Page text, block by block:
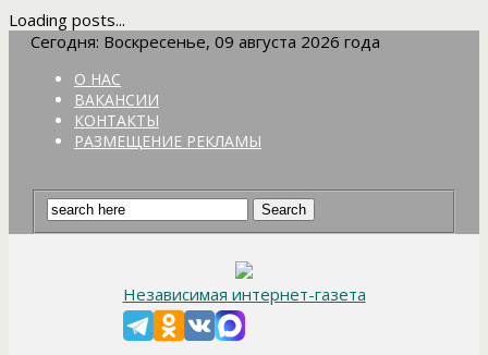
Loading posts...
Сегодня: Воскресенье, 09 августа 2026 года
О НАС
ВАКАНСИИ
КОНТАКТЫ
РАЗМЕЩЕНИЕ РЕКЛАМЫ
Независимая интернет-газета